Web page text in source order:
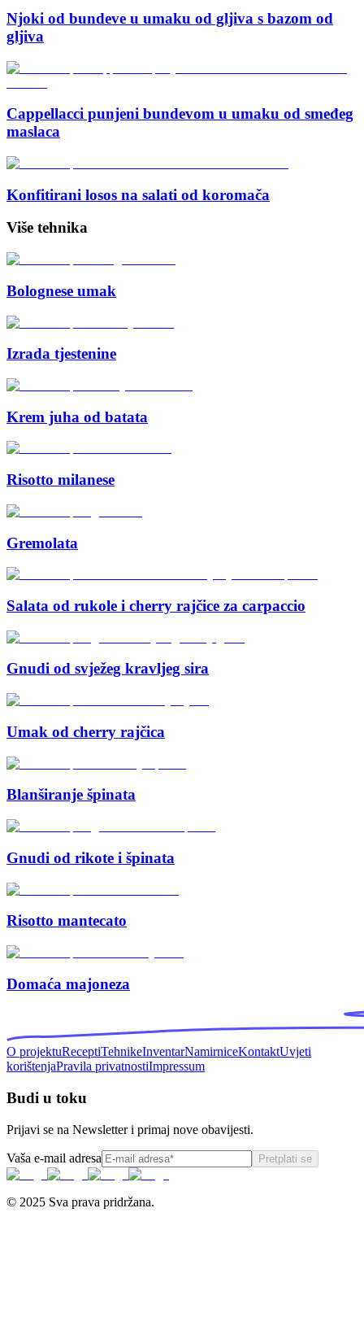
Njoki od bundeve u umaku od gljiva s bazom od
gljiva
Cappellacci punjeni bundevom u umaku od smeđeg
maslaca
Konfitirani losos na salati od koromača
Više tehnika
Bolognese umak
Izrada tjestenine
Krem juha od batata
Risotto milanese
Gremolata
Salata od rukole i cherry rajčice za carpaccio
Gnudi od svježeg kravljeg sira
Umak od cherry rajčica
Blanširanje špinata
Gnudi od rikote i špinata
Risotto mantecato
Domaća majoneza
O projektuReceptiTehnikeInventarNamirniceKontaktUvjeti
korištenjaPravila privatnostiImpressum
Budi u toku
Prijavi se na Newsletter i primaj nove obavijesti.
Vaša e-mail adresa Pretplati se
© 2025 Sva prava pridržana.